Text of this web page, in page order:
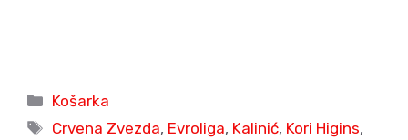
Categories
Košarka
Tags
Crvena Zvezda, Evroliga, Kalinić, Kori Higins,